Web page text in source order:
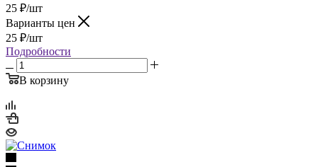
25 ₽/шт
Варианты цен
25 ₽/шт
Подробности
В корзину